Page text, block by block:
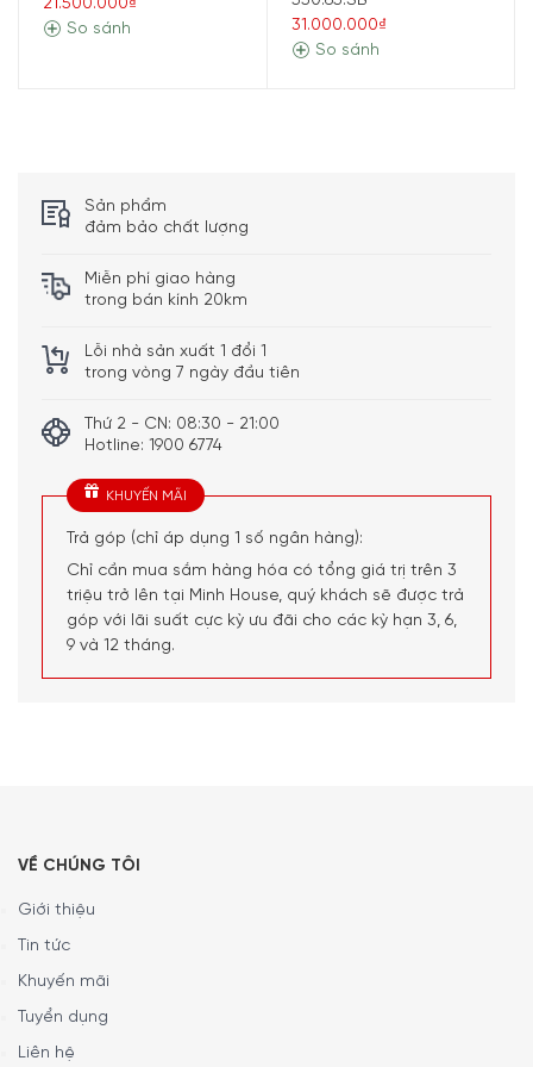
hoặc các đồ uống có sữa trong thời gian ngắn mà không
cần tự đánh sữa thủ công. Đây là điểm mạnh với người
Dễ dàng xử lý
Giao diện cảm ứng của máy được thiết kế thanh lịch và
21.500.000₫
So sánh
31.000.000₫
So sánh
Sản phẩm
đảm bảo chất lượng
Miễn phí giao hàng
trong bán kính 20km
Lỗi nhà sản xuất 1 đổi 1
trong vòng 7 ngày đầu tiên
Thứ 2 - CN: 08:30 - 21:00
Hotline: 1900 6774
KHUYẾN MÃI
Trả góp (chỉ áp dụng 1 số ngân hàng):
Chỉ cần mua sắm hàng hóa có tổng giá trị trên 3
triệu trở lên tại Minh House, quý khách sẽ được trả
góp với lãi suất cực kỳ ưu đãi cho các kỳ hạn 3, 6,
9 và 12 tháng.
VỀ CHÚNG TÔI
Giới thiệu
Tin tức
Khuyến mãi
Tuyển dụng
Liên hệ